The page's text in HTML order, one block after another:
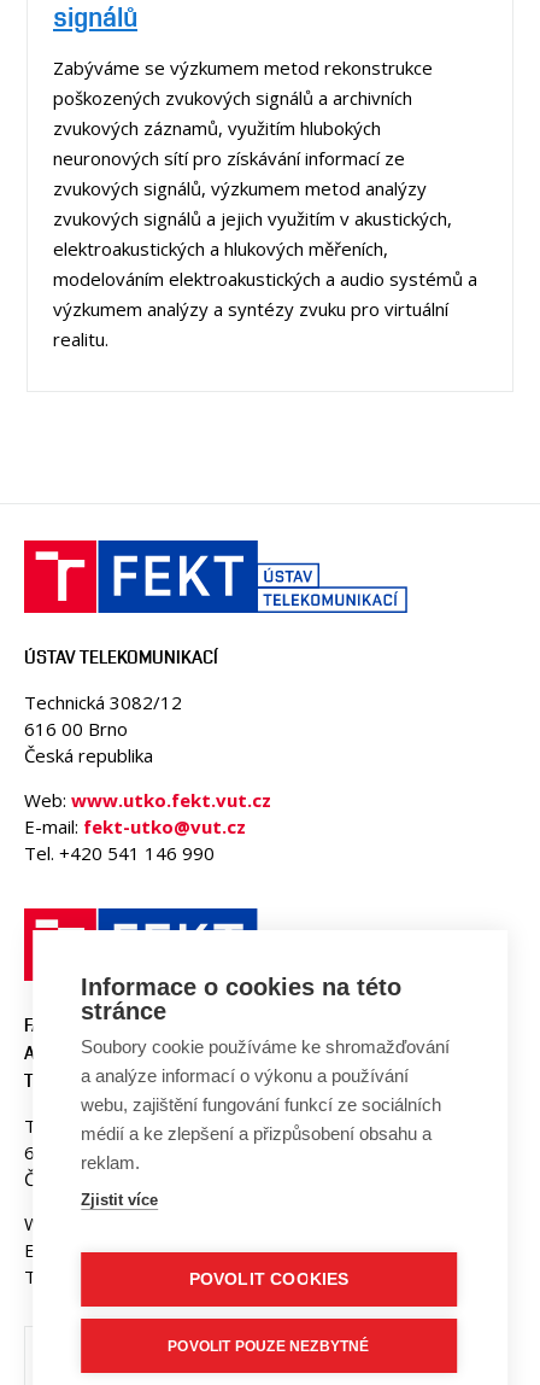
signálů
Zabýváme se výzkumem metod rekonstrukce
poškozených zvukových signálů a archivních
zvukových záznamů, využitím hlubokých
neuronových sítí pro získávání informací ze
zvukových signálů, výzkumem metod analýzy
zvukových signálů a jejich využitím v akustických,
elektroakustických a hlukových měřeních,
modelováním elektroakustických a audio systémů a
výzkumem analýzy a syntézy zvuku pro virtuální
realitu.
ÚSTAV TELEKOMUNIKACÍ
Technická 3082/12
616 00 Brno
Česká republika
Web: www.utko.fekt.vut.cz
E-mail: fekt-utko@vut.cz
Tel. +420 541 146 990
FAKULTA ELEKTROTECHNIKY
A KOMUNIKAČNÍCH
TECHNOLOGIÍ, VUT V BRNĚ
Technická 3058/10
616 00 Brno
Česká republika
Web:
E-mail:fekt-info@vut.cz
Tel: +420 541 141 111
Informace o cookies na této
stránce
Soubory cookie používáme ke shromažďování
a analýze informací o výkonu a používání
webu, zajištění fungování funkcí ze sociálních
médií a ke zlepšení a přizpůsobení obsahu a
reklam.
Zjistit více
POVOLIT COOKIES
POVOLIT POUZE NEZBYTNÉ